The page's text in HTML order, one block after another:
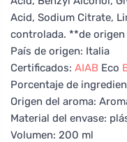
Acid, Sodium Citrate,
controlada. **de
País de origen: Italia
Certificados: AIAB Eco
Porcentaje de
Origen del aroma:
Material del envase:
Volumen: 200 ml